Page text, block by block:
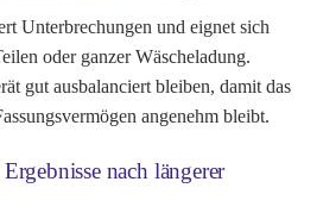
Unterbrechungen und eignet sich
oder ganzer Wäscheladung.
gut ausbalanciert bleiben, damit das
angenehm bleibt.
nach längerer